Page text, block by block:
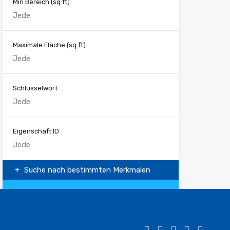
Min Bereich (sq ft)
Maximale Fläche (sq ft)
Schlüsselwort
Eigenschaft ID
Suche nach bestimmten Merkmalen